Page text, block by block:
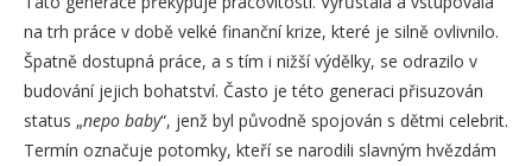
na trh práce v době velké finanční krize, které je silně ovlivnilo.
Špatně dostupná práce, a s tím i nižší výdělky, se odrazilo v
budování jejich bohatství. Často je této generaci přisuzován
status „nepo baby“, jenž byl původně spojován s dětmi celebrit.
Termín označuje potomky, kteří se narodili slavným hvězdám